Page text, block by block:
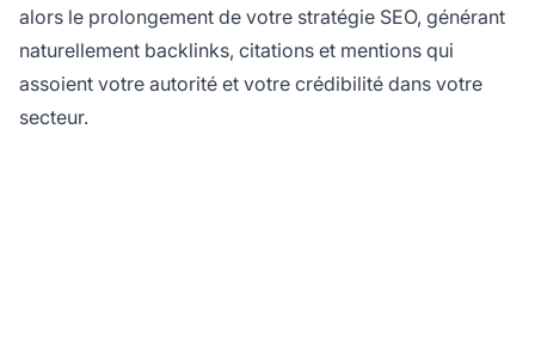
alors le prolongement de votre stratégie SEO, générant
naturellement backlinks, citations et mentions qui
assoient votre autorité et votre crédibilité dans votre
secteur.